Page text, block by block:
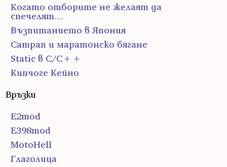
Когато отборите не желаят да
спечелят…
Възпитанието в Япония
Сатрап и маратонско бягане
Static в C/C++
Кипчоге Кейно
Връзки
E2mod
E398mod
MotoHell
Глаголица